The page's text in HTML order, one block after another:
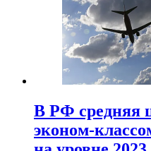
В РФ средняя
эконом-